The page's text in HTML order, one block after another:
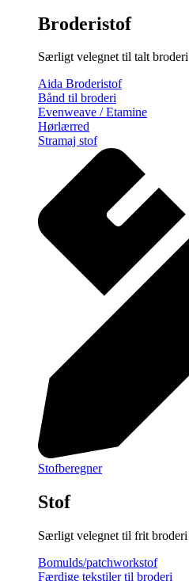
Broderistof
Særligt velegnet til talt broderi
Aida Broderistof
Bånd til broderi
Evenweave / Etamine
Hørlærred
Stramaj stof
Stofberegner
Stof
Særligt velegnet til frit broderi
Bomulds/patchworkstof
Færdige tekstiler til broderi